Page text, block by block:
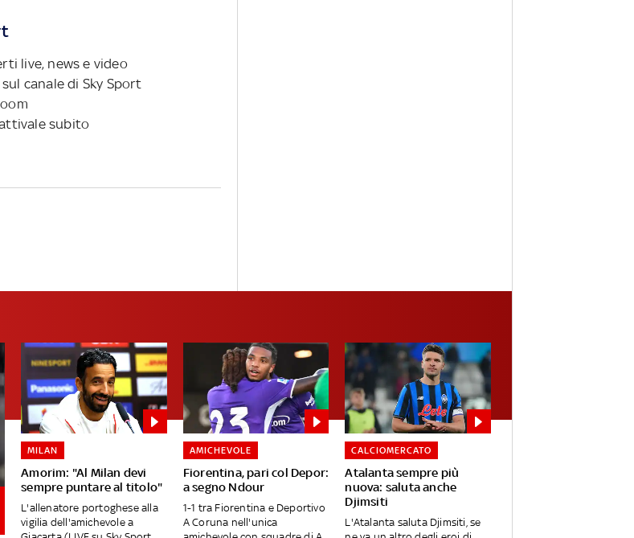
live, news e video
canale di Sky Sport
subito
Amorim: "Al Milan devi
sempre puntare al titolo"
MILAN
L'allenatore portoghese alla
vigilia dell'amichevole a
Fiorentina, pari col Depor:
a segno Ndour
AMICHEVOLE
1-1 tra Fiorentina e Deportivo
A Coruna nell'unica
Atalanta sempre più
nuova: saluta anche
Djimsiti
CALCIOMERCATO
L'Atalanta saluta Djimsiti, se